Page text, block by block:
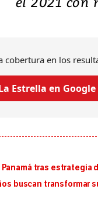
cobertura en los
Estrella en
tras estrategia
buscan transformar
al sur